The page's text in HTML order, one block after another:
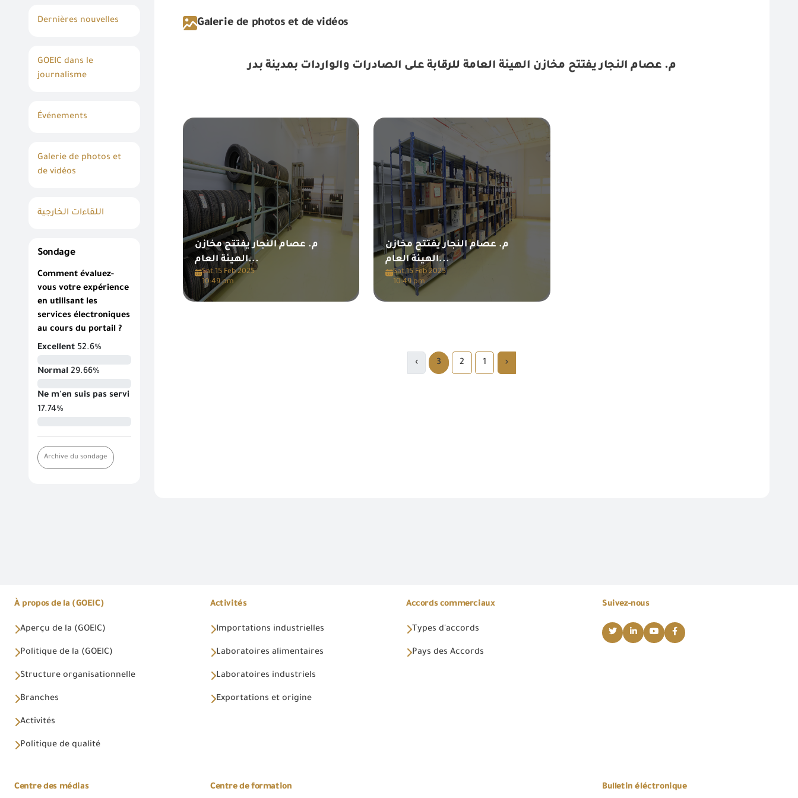
Dernières nouvelles
GOEIC dans le
journalisme
Événements
Galerie de photos et
de vidéos
اللقاءات الخارجية
Sondage
Comment évaluez-
vous votre expérience
en utilisant les
services électroniques
au cours du portail ?
Excellent 52.6%
Normal 29.66%
Ne m'en suis pas servi
17.74%
Archive du sondage
Galerie de photos et de vidéos
م. عصام النجار يفتتح مخازن الهيئة العامة للرقابة على الصادرات والواردات بمدينة بدر
م. عصام النجار يفتتح مخازن
الهيئة العام...
Sat,15 Feb 2025
10:49 pm
م. عصام النجار يفتتح مخازن
الهيئة العام...
Sat,15 Feb 2025
10:49 pm
‹
1
2
3
›
À propos de la (GOEIC)
Aperçu de la (GOEIC)
Politique de la (GOEIC)
Structure organisationnelle
Branches
Activités
Politique de qualité
Activités
Importations industrielles
Laboratoires alimentaires
Laboratoires industriels
Exportations et origine
Accords commerciaux
Types d'accords
Pays des Accords
Suivez-nous
Centre des médias Centre de formation Bulletin éléctronique